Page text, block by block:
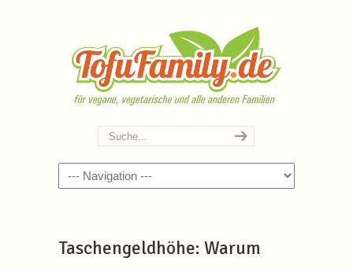
Navigation
Taschengeldhöhe: Warum